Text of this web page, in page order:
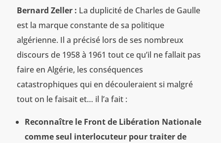
Bernard Zeller : La duplicité de Charles de Gaulle
est la marque constante de sa politique
algérienne. Il a précisé lors de ses nombreux
discours de 1958 à 1961 tout ce qu’il ne fallait pas
faire en Algérie, les conséquences
catastrophiques qui en découleraient si malgré
tout on le faisait et… il l’a fait :
Reconnaître le Front de Libération Nationale
comme seul interlocuteur pour traiter de